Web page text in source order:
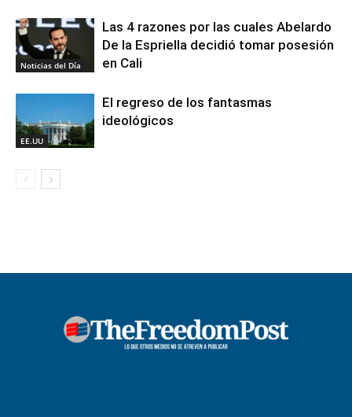
Noticias del Día
Las 4 razones por las cuales Abelardo
De la Espriella decidió tomar posesión
en Cali
EE.UU
El regreso de los fantasmas
ideológicos